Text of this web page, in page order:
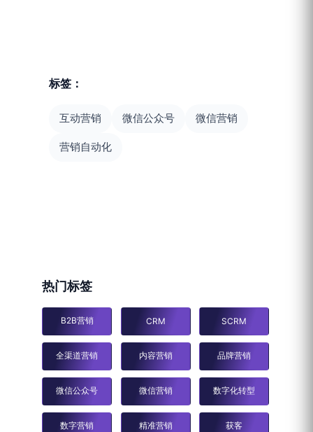
标签：
互动营销 微信公众号 微信营销
营销自动化
热门标签
B2B营销 CRM SCRM
全渠道营销 内容营销 品牌营销
微信公众号 微信营销 数字化转型
数字营销 精准营销 获客